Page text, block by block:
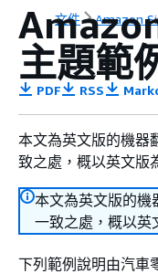
文件 Amazon
主題範
PDF RSS
本文為英文版的機器
致之處，概以英文版
本文為英文版的機
一致之處，概以英
下列範例說明由汽車